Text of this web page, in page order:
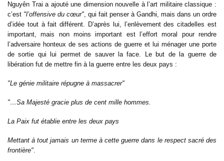
Nguyên Trai a ajouté une dimension nouvelle à l’art militaire classique :
c’est "l’offensive du cœur", qui fait penser à Gandhi, mais dans un ordre
d’idée tout à fait différent. D’après lui, l’enlèvement des citadelles est
important, mais non moins important est l’effort moral pour rendre
l’adversaire honteux de ses actions de guerre et lui ménager une porte
de sortie qui lui permet de sauver la face. Le but de la guerre de
libération fut de mettre fin à la guerre entre les deux pays :
"Le génie militaire répugne à massacrer"
"…Sa Majesté gracie plus de cent mille hommes.
La Paix fut établie entre les deux pays
Mettant à tout jamais un terme à cette guerre dans le respect sacré des
frontière".